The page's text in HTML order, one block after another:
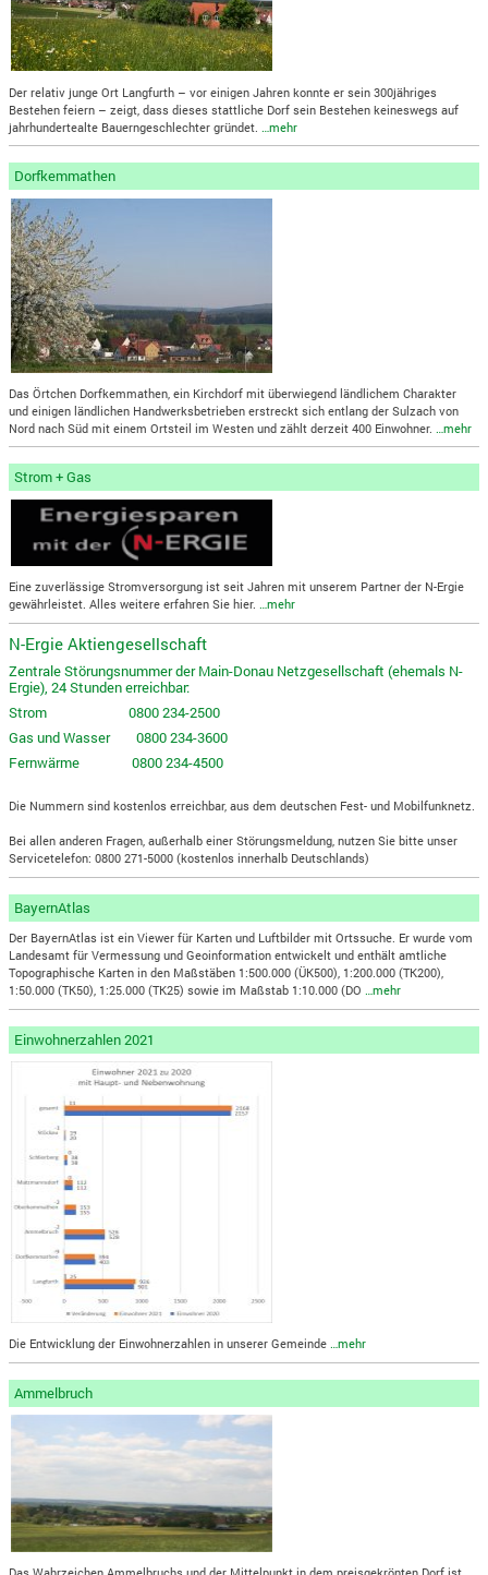
Der relativ junge Ort Langfurth – vor einigen Jahren konnte er sein 300jähriges
Bestehen feiern – zeigt, dass dieses stattliche Dorf sein Bestehen keineswegs auf
jahrhundertealte Bauerngeschlechter gründet.
…mehr
Dorfkemmathen
Das Örtchen Dorfkemmathen, ein Kirchdorf mit überwiegend ländlichem Charakter
und einigen ländlichen Handwerksbetrieben erstreckt sich entlang der Sulzach von
Nord nach Süd mit einem Ortsteil im Westen und zählt derzeit 400 Einwohner.
…mehr
Strom + Gas
Eine zuverlässige Stromversorgung ist seit Jahren mit unserem Partner der N-Ergie
gewährleistet. Alles weitere erfahren Sie hier.…mehr
N-Ergie Aktiengesellschaft
Zentrale Störungsnummer der Main-Donau Netzgesellschaft (ehemals N-
Ergie), 24 Stunden erreichbar:
Strom 0800 234-2500
Gas und Wasser 0800 234-3600
Fernwärme 0800 234-4500
Die Nummern sind kostenlos erreichbar, aus dem deutschen Fest- und Mobilfunknetz.
Bei allen anderen Fragen, außerhalb einer Störungsmeldung, nutzen Sie bitte unser
Servicetelefon: 0800 271-5000 (kostenlos innerhalb Deutschlands)
BayernAtlas
Der BayernAtlas ist ein Viewer für Karten und Luftbilder mit Ortssuche. Er wurde vom
Landesamt für Vermessung und Geoinformation entwickelt und enthält amtliche
Topographische Karten in den Maßstäben 1:500.000 (ÜK500), 1:200.000 (TK200),
1:50.000 (TK50), 1:25.000 (TK25) sowie im Maßstab 1:10.000 (DO…mehr
Einwohnerzahlen 2021
Die Entwicklung der Einwohnerzahlen in unserer Gemeinde…mehr
Ammelbruch